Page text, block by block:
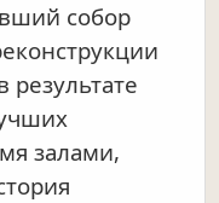
собор
залами,